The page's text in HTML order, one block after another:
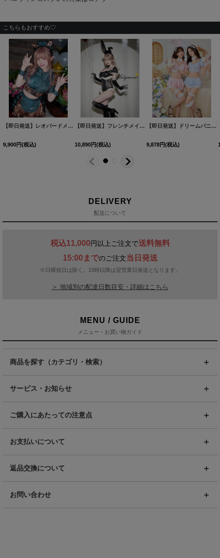
こちらもおすすめ♡
【即日発送】レオパードメイド【マリームーン】【ハロウィンコスプレ9点セット】【フリーサイズ/1カラー】[HC03]
9,900円(税込)
【即日発送】フレンチメイドバニー【マリームーン】【ハロウィンコスプレ5点セット】【フリーサイズ/1カラー】[HC03]
10,890円(税込)
【即日発送】ドリームバニー【マリームーン】【ハロウィンコスプレ11点セット】【フリーサイズ/2カラー】[HC03]
9,878円(税込)
DELIVERY
配送について
税込11,000円以上ご注文で送料無料
15:00までのご注文当日発送
※日曜祝日は除く。15時以降は翌営業日発送となります。
＞ 地域別の配達日数目安・詳細はこちら
MENU / GUIDE
メニュー・お買い物ガイド
商品を探す（カテゴリ・検索）
サービス・お知らせ
ご購入にあたっての注意点
お支払いについて
返品交換について
お問い合わせ